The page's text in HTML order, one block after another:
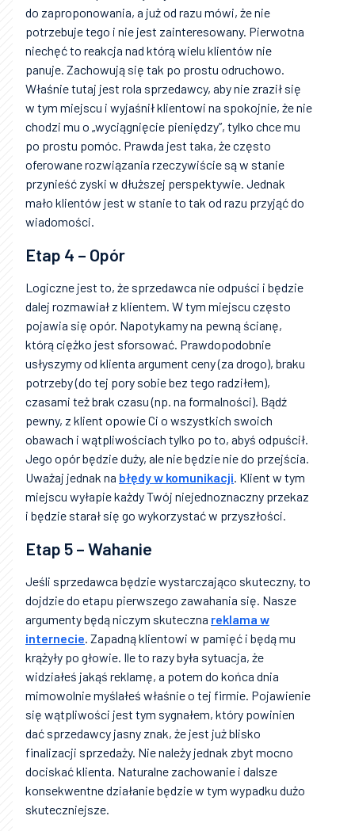
do zaproponowania, a już od razu mówi, że nie
potrzebuje tego i nie jest zainteresowany. Pierwotna
niechęć to reakcja nad którą wielu klientów nie
panuje. Zachowują się tak po prostu odruchowo.
Właśnie tutaj jest rola sprzedawcy, aby nie zraził się
w tym miejscu i wyjaśnił klientowi na spokojnie, że nie
chodzi mu o „wyciągnięcie pieniędzy”, tylko chce mu
po prostu pomóc. Prawda jest taka, że często
oferowane rozwiązania rzeczywiście są w stanie
przynieść zyski w dłuższej perspektywie. Jednak
mało klientów jest w stanie to tak od razu przyjąć do
wiadomości.
Etap 4 – Opór
Logiczne jest to, że sprzedawca nie odpuści i będzie
dalej rozmawiał z klientem. W tym miejscu często
pojawia się opór. Napotykamy na pewną ścianę,
którą ciężko jest sforsować. Prawdopodobnie
usłyszymy od klienta argument ceny (za drogo), braku
potrzeby (do tej pory sobie bez tego radziłem),
czasami też brak czasu (np. na formalności). Bądź
pewny, z klient opowie Ci o wszystkich swoich
obawach i wątpliwościach tylko po to, abyś odpuścił.
Jego opór będzie duży, ale nie będzie nie do przejścia.
Uważaj jednak na błędy w komunikacji. Klient w tym
miejscu wyłapie każdy Twój niejednoznaczny przekaz
i będzie starał się go wykorzystać w przyszłości.
Etap 5 – Wahanie
Jeśli sprzedawca będzie wystarczająco skuteczny, to
dojdzie do etapu pierwszego zawahania się. Nasze
argumenty będą niczym skuteczna reklama w
internecie. Zapadną klientowi w pamięć i będą mu
krążyły po głowie. Ile to razy była sytuacja, że
widziałeś jakąś reklamę, a potem do końca dnia
mimowolnie myślałeś właśnie o tej firmie. Pojawienie
się wątpliwości jest tym sygnałem, który powinien
dać sprzedawcy jasny znak, że jest już blisko
finalizacji sprzedaży. Nie należy jednak zbyt mocno
dociskać klienta. Naturalne zachowanie i dalsze
konsekwentne działanie będzie w tym wypadku dużo
skuteczniejsze.